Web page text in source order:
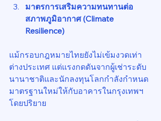
มาตรการเสริมความทนทานต่อ
สภาพภูมิอากาศ (Climate
Resilience)
แม้กรอบกฎหมายไทยยังไม่เข้มงวดเท่า
ต่างประเทศ แต่แรงกดดันจากผู้เช่าระดับ
นานาชาติและนักลงทุนโลกกำลังกำหนด
มาตรฐานใหม่ให้กับอาคารในกรุงเทพฯ
โดยปริยาย